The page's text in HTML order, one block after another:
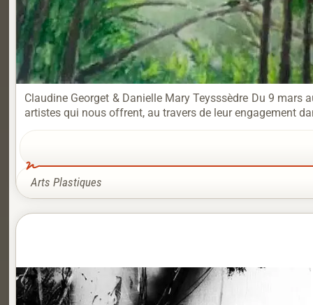
Claudine Georget & Danielle Mary Teysssèdre Du 9
artistes qui nous offrent, au travers de leur engagement
Arts Plastiques